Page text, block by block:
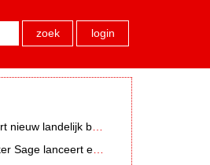
zoek login
City Cubes
voor koffieliefhebbers